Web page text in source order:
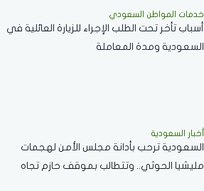
خدمات المواطن السعودي
أسباب تأخر تحت الطلب الإجراء للزيارة العائلية في
السعودية ومدة المعاملة
أخبار السعودية
السعودية ترحب بأدانة مجلس الأمن لهجمات
مليشيا الحوثي.. وتتطالب بموقف حازم تجاه